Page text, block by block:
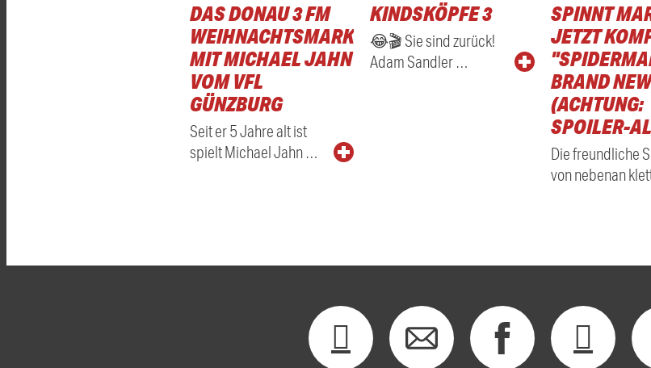
DAS DONAU 3 FM
WEIHNACHTSMARKTRADIO
MIT MICHAEL JAHN
VOM VFL
GÜNZBURG
Seit er 5 Jahre alt ist
spielt Michael Jahn …
KINDSKÖPFE 3
😂🎬 Sie sind zurück!
Adam Sandler …
SPINNT
JETZT
BRAND
(ACHTUNG:
SPOILER-
Die freundliche
von nebenan